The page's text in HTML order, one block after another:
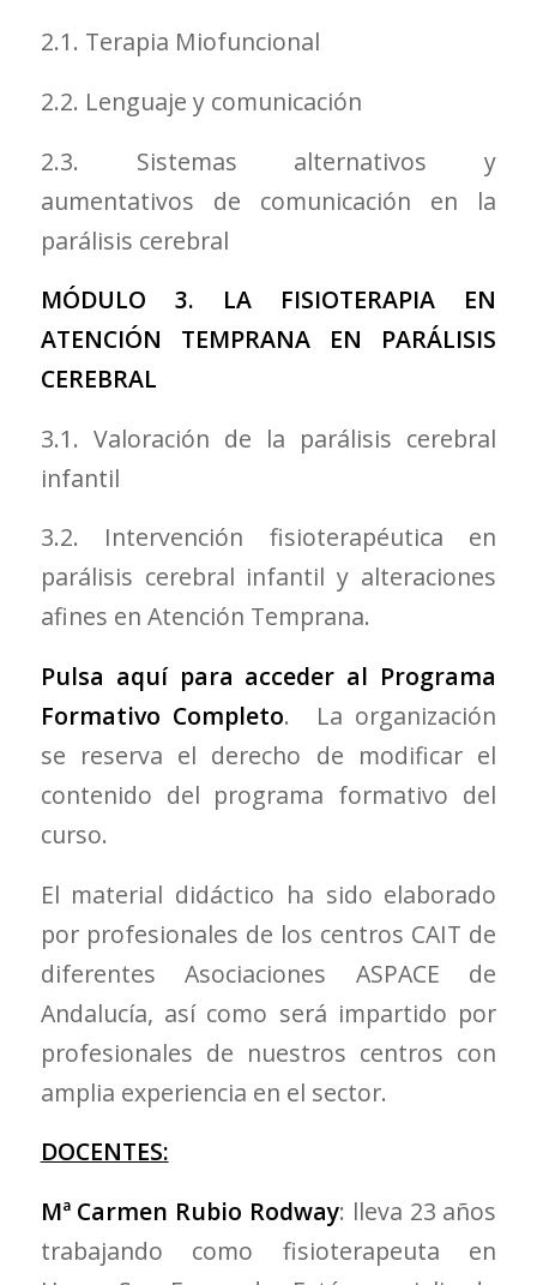
2.1. Terapia Miofuncional
2.2. Lenguaje y comunicación
2.3. Sistemas alternativos y
aumentativos de comunicación en la
parálisis cerebral
MÓDULO 3. LA FISIOTERAPIA EN
ATENCIÓN TEMPRANA EN PARÁLISIS
CEREBRAL
3.1. Valoración de la parálisis cerebral
infantil
3.2. Intervención fisioterapéutica en
parálisis cerebral infantil y alteraciones
afines en Atención Temprana.
Pulsa aquí para acceder al Programa
Formativo Completo. La organización
se reserva el derecho de modificar el
contenido del programa formativo del
curso.
El material didáctico ha sido elaborado
por profesionales de los centros CAIT de
diferentes Asociaciones ASPACE de
Andalucía, así como será impartido por
profesionales de nuestros centros con
amplia experiencia en el sector.
DOCENTES:
Mª Carmen Rubio Rodway: lleva 23 años
trabajando como fisioterapeuta en